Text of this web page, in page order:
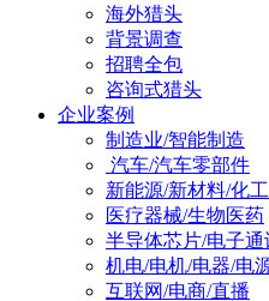
海外猎头
背景调查
招聘全包
咨询式猎头
企业案例
制造业/智能制造
汽车/汽车零部件
新能源/新材料/化工
医疗器械/生物医药
半导体芯片/电子通
机电/电机/电器/电
互联网/电商/直播